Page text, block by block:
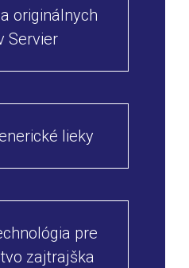
originálnych
Servier
lieky
pre
zajtrajška